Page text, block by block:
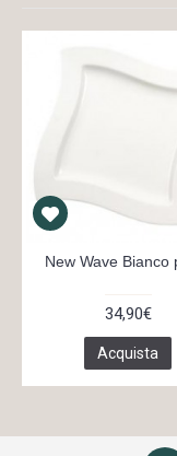
New Wave Bianco
34,90€
Acquista